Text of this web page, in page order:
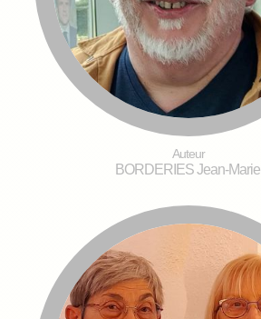
Auteur
BORDERIES Jean-Marie